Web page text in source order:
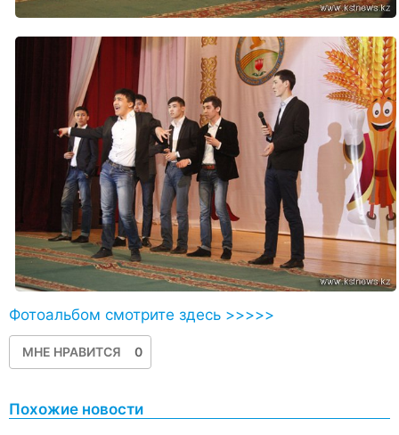
Фотоальбом смотрите здесь >>>>>
МНЕ НРАВИТСЯ 0
Похожие новости